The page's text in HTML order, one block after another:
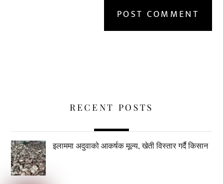
RECENT POSTS
इलाममा अदुवाको आकर्षक मूल्य, खेती विस्तार गर्दै किसान